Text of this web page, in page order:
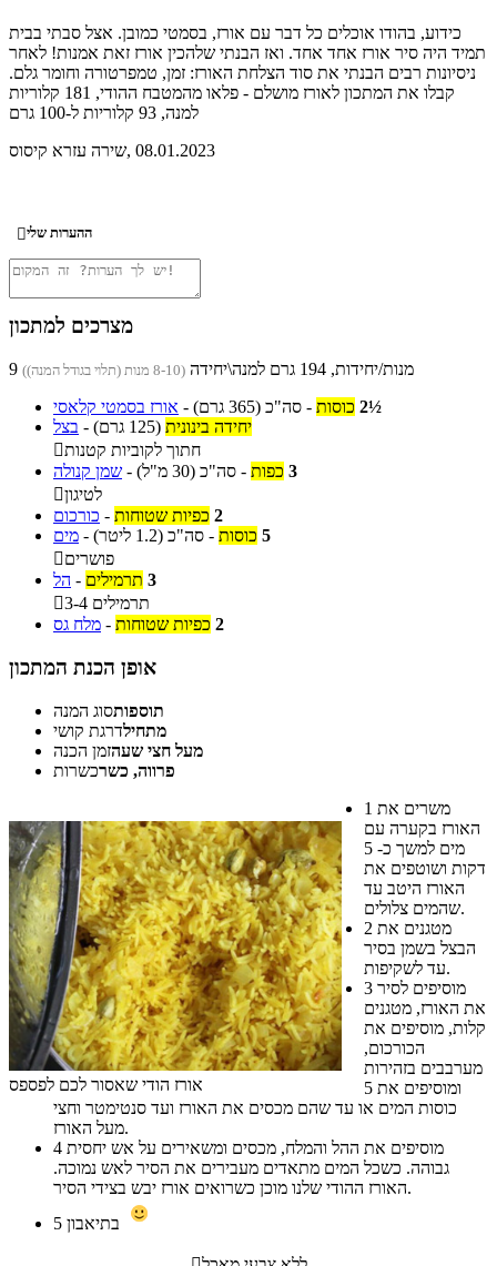
כידוע, בהודו אוכלים כל דבר עם אורז, בסמטי כמובן. אצל סבתי בבית
תמיד היה סיר אורז אחד אחד. ואז הבנתי שלהכין אורז זאת אמנות! לאחר
ניסיונות רבים הבנתי את סוד הצלחת האורז: זמן, טמפרטורה וחומר גלם.
קבלו את המתכון לאורז מושלם - פלאו מהמטבח ההודי, 181 קלוריות
למנה, 93 קלוריות ל-100 גרם
שירה עזרא קיסוס, 08.01.2023
ההערות שלי
מצרכים למתכון
9 מנות/יחידות, 194 גרם למנה\יחידה (8-10 מנות (תלוי בגודל המנה))
אורז בסמטי קלאסי - 2½ כוסות - סה"כ (365 גרם)
בצל - יחידה בינונית (125 גרם)
חתוך לקוביות קטנות
שמן קנולה - 3 כפות - סה"כ (30 מ"ל)
לטיגון
כורכום - 2 כפיות שטוחות
מים - 5 כוסות - סה"כ (1.2 ליטר)
פושרים
הל - 3 תרמילים

3-4 תרמילים
מלח גס - 2 כפיות שטוחות
אופן הכנת המתכון
תוספותסוג המנה
מתחילדרגת קושי
מעל חצי שעהזמן הכנה
פרווה, כשרכשרות
אורז הודי שאסור לכם לפספס
1
האורז בקערה עם
מים למשך כ- 5
דקות ושוטפים את
האורז היטב עד
שהמים צלולים.
2
הבצל בשמן בסיר
עד לשקיפות.
3
את האורז, מטגנים
קלות, מוסיפים את
הכורכום,
מערבבים בזהירות
ומוסיפים את 5
כוסות המים או עד שהם מכסים את האורז ועד סנטימטר וחצי
מעל האורז.
4
גבוהה. כשכל המים מתאדים מעבירים את הסיר לאש נמוכה.
האורז ההודי שלנו מוכן כשרואים אורז יבש בצידי הסיר.
5